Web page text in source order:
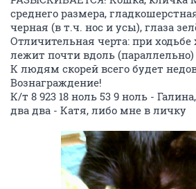
среднего размера,
чeрная (в т.ч. нос и усы), глаза
Отличительная черта: при ходьбе
лежит почти вдоль
К людям скорей всего будет
Вознаграждение!
К/т 8 923 18 ноль 53 9 ноль -
два два - Катя, либо мне в личку